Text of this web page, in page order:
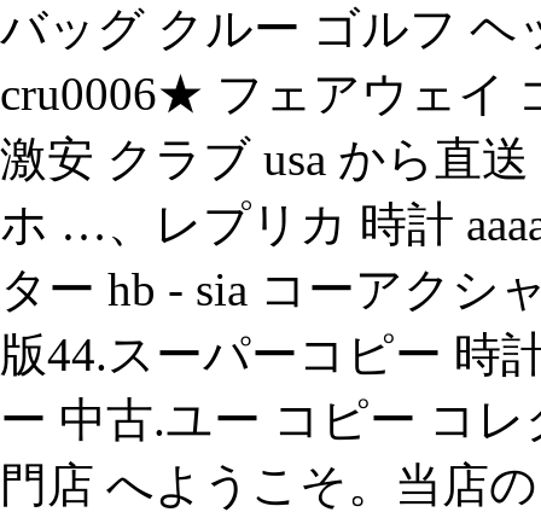
バッグ クルー ゴルフ ヘ
cru0006★ フェアウェイ
激安 クラブ usa から直
ホ …、レプリカ 時計
ター hb - sia コーアクシ
版44.スーパーコピー 時
ー 中古.ユー コピー コ
門店 へようこそ。当店